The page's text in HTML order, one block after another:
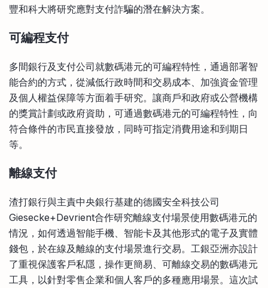
豐和科大將研究應對支付詐騙的潛在解決方案。
可編程支付
多間銀行及支付公司就數碼港元的可編程特性，通過部署智
能合約的方式，從減低行政時間和交易成本、加強資金管理
及個人權益保障等方面着手研究。讓商戶和政府或公營機構
的獎賞計劃或政府資助，可通過數碼港元的可編程特性，向
符合條件的市民直接發放，同時可指定消費用途和到期日
等。
離線支付
渣打銀行與主責中央銀行基建的德國安全科技公司
Giesecke+Devrient合作研究離線支付場景使用數碼港元的
情況，如何透過智能手機、智能卡及其他形式的電子及實體
錢包，於在線及離線的支付場景進行交易。工銀亞洲亦設計
了重視保護客戶私隱，操作更簡易、可離線交易的數碼港元
工具，以針對零售企業和個人客戶的多種應用場景。這次試